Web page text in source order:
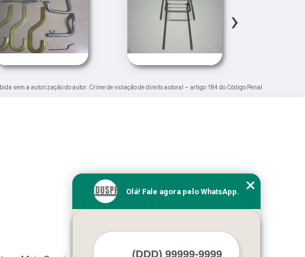
›
sem a autorização do autor. Crime de violação de direito autoral – artigo 184 do Código Penal
Olá! Fale agora pelo WhatsApp.